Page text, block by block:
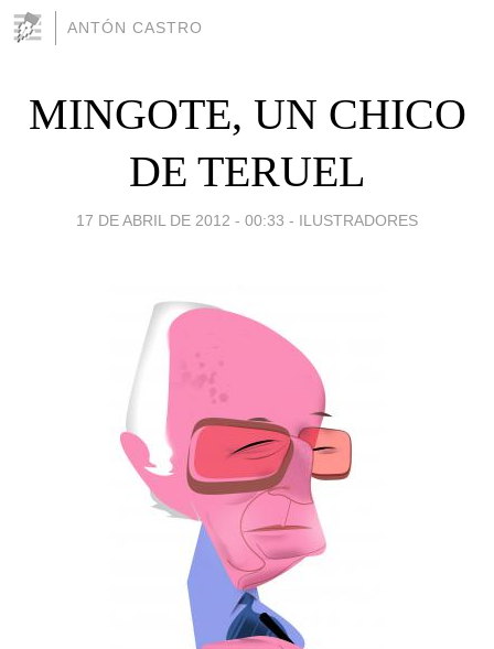
ANTÓN CASTRO
MINGOTE, UN CHICO
DE TERUEL
17 DE ABRIL DE 2012 - 00:33 - ILUSTRADORES